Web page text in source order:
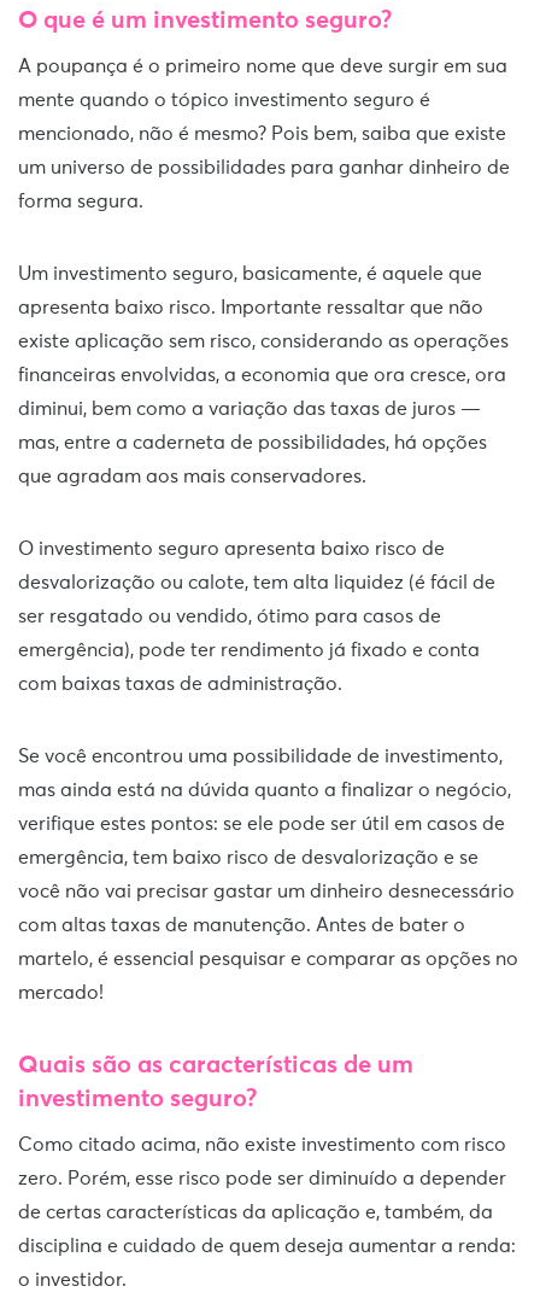
O que é um investimento seguro?
A poupança é o primeiro nome que deve surgir em sua
mente quando o tópico investimento seguro é
mencionado, não é mesmo? Pois bem, saiba que existe
um universo de possibilidades para ganhar dinheiro de
forma segura.
Um investimento seguro, basicamente, é aquele que
apresenta baixo risco. Importante ressaltar que não
existe aplicação sem risco, considerando as operações
financeiras envolvidas, a economia que ora cresce, ora
diminui, bem como a variação das taxas de juros —
mas, entre a caderneta de possibilidades, há opções
que agradam aos mais conservadores.
O investimento seguro apresenta baixo risco de
desvalorização ou calote, tem alta liquidez (é fácil de
ser resgatado ou vendido, ótimo para casos de
emergência), pode ter rendimento já fixado e conta
com baixas taxas de administração.
Se você encontrou uma possibilidade de investimento,
mas ainda está na dúvida quanto a finalizar o negócio,
verifique estes pontos: se ele pode ser útil em casos de
emergência, tem baixo risco de desvalorização e se
você não vai precisar gastar um dinheiro desnecessário
com altas taxas de manutenção. Antes de bater o
martelo, é essencial pesquisar e comparar as opções no
mercado!
Quais são as características de um
investimento seguro?
Como citado acima, não existe investimento com risco
zero. Porém, esse risco pode ser diminuído a depender
de certas características da aplicação e, também, da
disciplina e cuidado de quem deseja aumentar a renda:
o investidor.